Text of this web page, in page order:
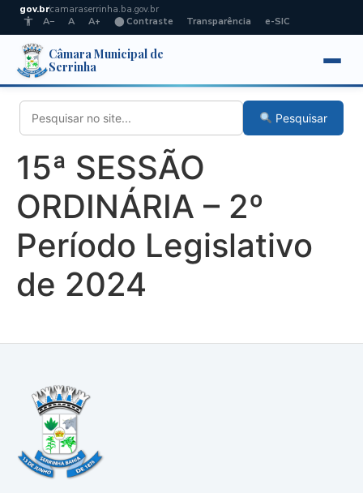
gov.brcamaraserrinha.ba.gov.br
A−
A A+ ⬤ Contraste Transparência e-SIC
Câmara Municipal de
Serrinha
Pesquisar
15ª SESSÃO
ORDINÁRIA – 2º
Período Legislativo
de 2024